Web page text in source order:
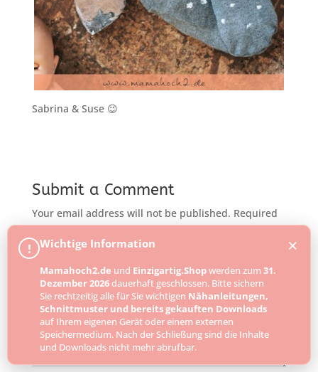
Sabrina & Suse 😉
Submit a Comment
Your email address will not be published. Required
fields are marked*
! Wichtige Information
Mamahoch2.de und Einzigartig.Shopwerden zum 31.
Dezember 2026dauerhaft geschlossen. Bitte sichern
Sie rechtzeitig alle für Sie wichtigen Nähanleitungen,
Schnittmuster und bereits gekauften Downloads
auf Ihrem eigenen Gerät oder einem externen
Speichermedium. Nach der Schließung sind die Inhalte
und Downloads nicht mehr abrufbar.
×